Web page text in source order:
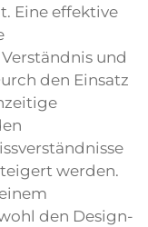
Eine effektive
und
den Einsatz
werden.
den Design-